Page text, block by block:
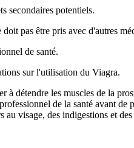
secondaires potentiels.
pas être pris avec d'autres
de santé.
sur l'utilisation du Viagra.
à détendre les muscles de la
de la santé avant
visage, des indigestions et